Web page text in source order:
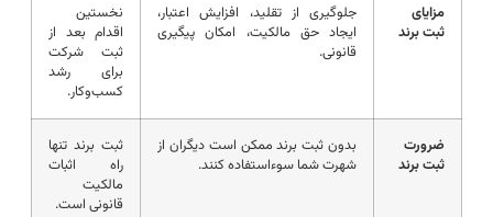
مزایای
ثبت برند
جلوگیری از تقلید، افزایش اعتبار،
ایجاد حق مالکیت، امکان پیگیری
قانونی.
نخستین
اقدام بعد از
ثبت شرکت
برای رشد
کسب‌وکار.
ضرورت
ثبت برند
بدون ثبت برند ممکن است دیگران از
شهرت شما سوءاستفاده کنند.
ثبت برند تنها
راه اثبات
مالکیت
قانونی است.